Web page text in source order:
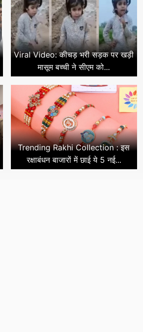
Viral Video: कीचड़ भरी सड़क पर खड़ी
मासूम बच्ची ने सीएम को...
Trending Rakhi Collection : इस
रक्षाबंधन बाजारों में छाई ये 5 नई...